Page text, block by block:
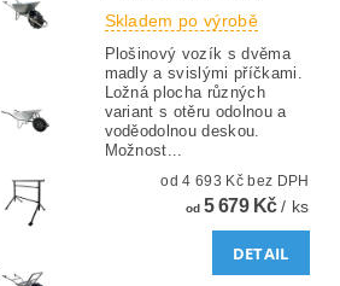
Skladem po výrobě
Plošinový vozík s dvěma
madly a svislými příčkami.
Ložná plocha různých
variant s otěru odolnou a
voděodolnou deskou.
Možnost...
od 4 693 Kč bez DPH
od5 679 Kč/ ks
DETAIL